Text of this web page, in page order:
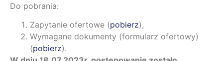
Do pobrania:
Zapytanie ofertowe (pobierz),
Wymagane dokumenty (formularz ofertowy)
(pobierz).